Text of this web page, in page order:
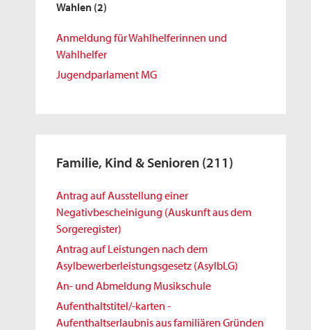
Wahlen (2)
Anmeldung für Wahlhelferinnen und
Wahlhelfer
Jugendparlament MG
Familie, Kind & Senioren (211)
Antrag auf Ausstellung einer
Negativbescheinigung (Auskunft aus dem
Sorgeregister)
Antrag auf Leistungen nach dem
Asylbewerberleistungsgesetz (AsylbLG)
An- und Abmeldung Musikschule
Aufenthaltstitel/-karten -
Aufenthaltserlaubnis aus familiären Gründen